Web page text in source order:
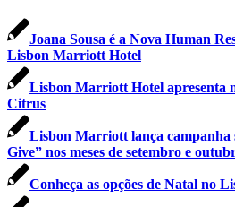
Joana Sousa é a Nova Human
Lisbon Marriott Hotel
Lisbon Marriott Hotel apresenta
Citrus
Lisbon Marriott lança campanha
Give” nos meses de setembro e
Conheça as opções de Natal no